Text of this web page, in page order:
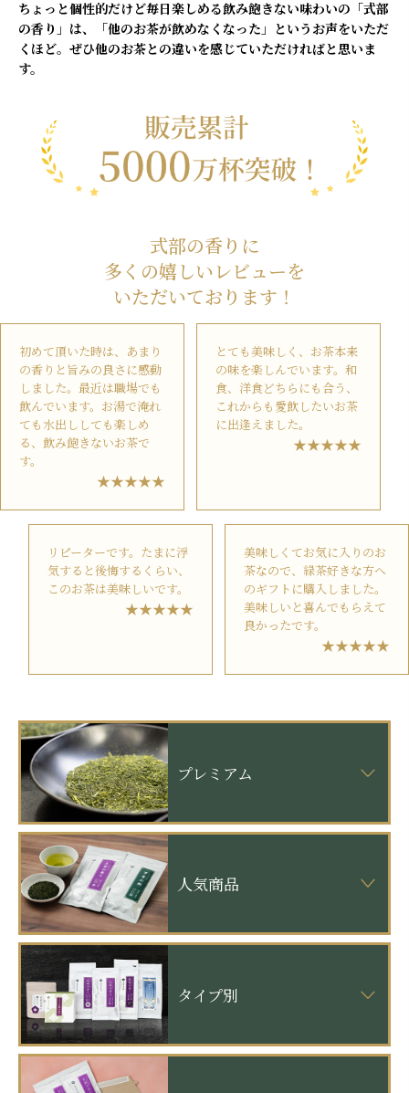
ちょっと個性的だけど毎日楽しめる飲み飽きない味わいの「式部
の香り」は、「他のお茶が飲めなくなった」というお声をいただ
くほど。ぜひ他のお茶との違いを感じていただければと思いま
す。
式部の香りに
多くの嬉しいレビューを
いただいております！
初めて頂いた時は、あまり
の香りと旨みの良さに感動
しました。最近は職場でも
飲んでいます。お湯で淹れ
ても水出ししても楽しめ
る、飲み飽きないお茶で
す。
とても美味しく、お茶本来
の味を楽しんでいます。和
食、洋食どちらにも合う、
これからも愛飲したいお茶
に出逢えました。
リピーターです。たまに浮
気すると後悔するくらい、
このお茶は美味しいです。
美味しくてお気に入りのお
茶なので、緑茶好きな方へ
のギフトに購入しました。
美味しいと喜んでもらえて
良かったです。
プレミアム
人気商品
タイプ別